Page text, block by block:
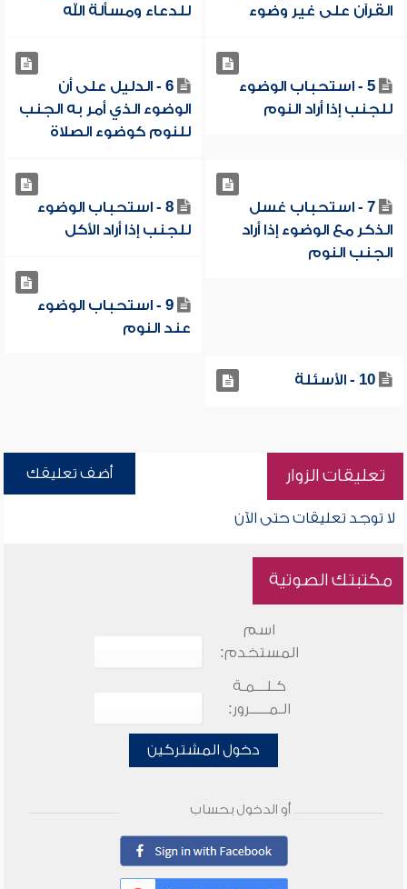
القرآن على غير وضوء
للدعاء ومسألة الله
5 - استحباب الوضوء
للجنب إذا أراد النوم
6 - الدليل على أن
الوضوء الذي أمر به الجنب
للنوم كوضوء الصلاة
7 - استحباب غسل
الذكر مع الوضوء إذا أراد
الجنب النوم
8 - استحباب الوضوء
للجنب إذا أراد الأكل
9 - استحباب الوضوء
عند النوم
10 - الأسئلة
تعليقات الزوار أضف تعليقك
لا توجد تعليقات حتى الآن
مكتبتك الصوتية
اسم
المستخدم:
كـلـــمـة
الـمـــــرور:
دخول المشتركين
أو الدخول بحساب